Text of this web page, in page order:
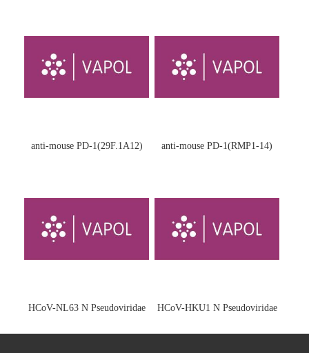
anti-mouse PD-1(29F.1A12) anti-mouse PD-1(RMP1-14)
HCoV-NL63 N Pseudoviridae HCoV-HKU1 N Pseudoviridae